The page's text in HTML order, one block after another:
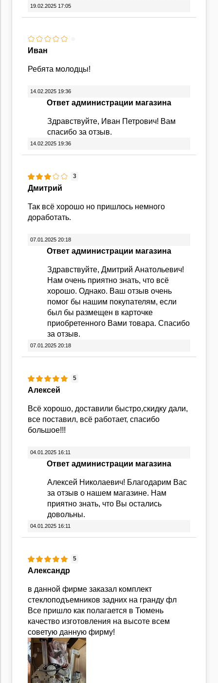
19.02.2025 17:05
Иван
Ребята молодцы!
14.02.2025 19:36
Ответ администрации магазина
Здравствуйте, Иван Петрович! Вам
спасибо за отзыв.
14.02.2025 19:36
3
Дмитрий
Так всё хорошо но пришлось немного
доработать.
07.01.2025 20:18
Ответ администрации магазина
Здравствуйте, Дмитрий Анатольевич!
Нам очень приятно знать, что всё
хорошо. Однако. Ваш отзыв очень
помог бы нашим покупателям, если
был бы размещен в карточке
приобретенного Вами товара. Спасибо
за отзыв.
07.01.2025 20:18
5
Алексей
Всё хорошо, доставили быстро,скидку дали,
все поставил, всё работает, спасибо
большое!!!
04.01.2025 16:11
Ответ администрации магазина
Алексей Николаевич! Благодарим Вас
за отзыв о нашем магазине. Нам
приятно знать, что Вы остались
довольны.
04.01.2025 16:11
5
Александр
в данной фирме заказал комплект
стеклоподъемников задних на гранду фл
Все пришло как полагается в Тюмень
качество изготовления на высоте всем
советую данную фирму!